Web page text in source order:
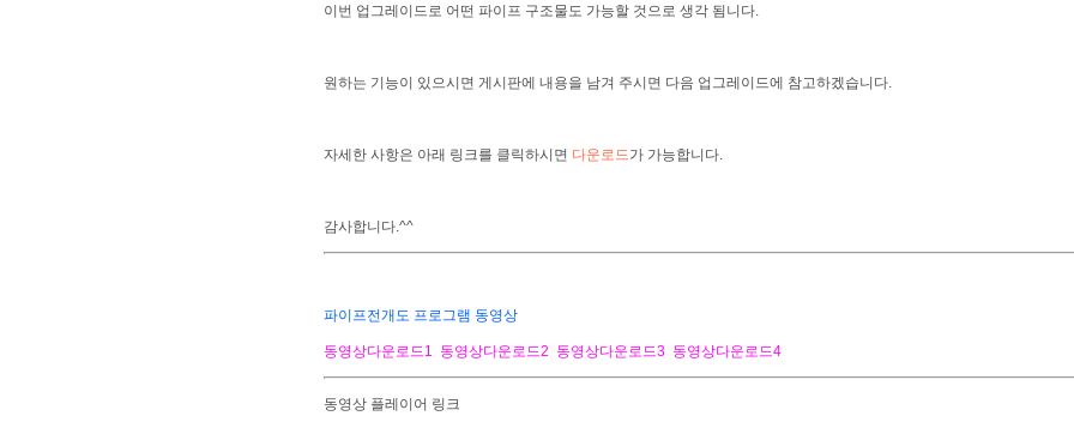
이번 업그레이드로 어떤 파이프 구조물도 가능할 것으로 생각 됨니다.
원하는 기능이 있으시면 게시판에 내용을 남겨 주시면 다음 업그레이드에 참고하겠습니다.
자세한 사항은 아래 링크를 클릭하시면 다운로드가 가능합니다.
감사합니다.^^
파이프전개도 프로그램 동영상
동영상다운로드1 동영상다운로드2 동영상다운로드3 동영상다운로드4
동영상 플레이어 링크